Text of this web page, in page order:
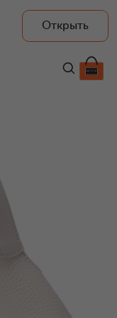
Открыть
21 900 ₽